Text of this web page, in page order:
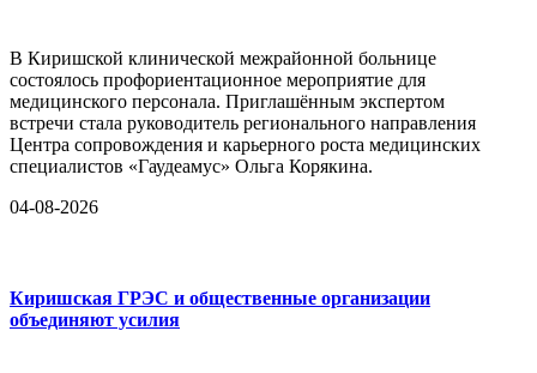
В Киришской клинической межрайонной больнице
состоялось профориентационное мероприятие для
медицинского персонала. Приглашённым экспертом
встречи стала руководитель регионального направления
Центра сопровождения и карьерного роста медицинских
специалистов «Гаудеамус» Ольга Корякина.
04-08-2026
Киришская ГРЭС и общественные организации
объединяют усилия